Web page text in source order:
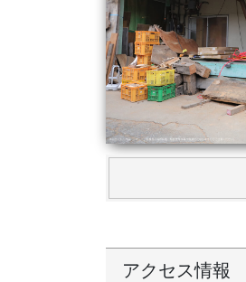
アクセス情報